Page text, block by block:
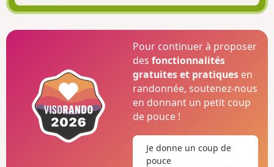
Pour continuer à proposer
desfonctionnalités
gratuites et pratiques en
randonnée, soutenez-nous
en donnant un petit coup
de pouce !
Je donne un coup de
pouce